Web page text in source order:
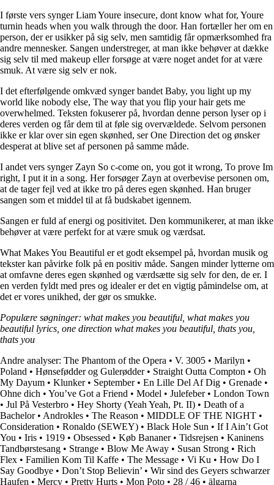
I første vers synger Liam Youre insecure, dont know what for, Youre
turnin heads when you walk through the door. Han fortæller her om en
person, der er usikker på sig selv, men samtidig får opmærksomhed fra
andre mennesker. Sangen understreger, at man ikke behøver at dække
sig selv til med makeup eller forsøge at være noget andet for at være
smuk. At være sig selv er nok.
I det efterfølgende omkvæd synger bandet Baby, you light up my
world like nobody else, The way that you flip your hair gets me
overwhelmed. Teksten fokuserer på, hvordan denne person lyser op i
deres verden og får dem til at føle sig overvældede. Selvom personen
ikke er klar over sin egen skønhed, ser One Direction det og ønsker
desperat at blive set af personen på samme måde.
I andet vers synger Zayn So c-come on, you got it wrong, To prove Im
right, I put it in a song. Her forsøger Zayn at overbevise personen om,
at de tager fejl ved at ikke tro på deres egen skønhed. Han bruger
sangen som et middel til at få budskabet igennem.
Sangen er fuld af energi og positivitet. Den kommunikerer, at man ikke
behøver at være perfekt for at være smuk og værdsat.
What Makes You Beautiful er et godt eksempel på, hvordan musik og
tekster kan påvirke folk på en positiv måde. Sangen minder lytterne om
at omfavne deres egen skønhed og værdsætte sig selv for den, de er. I
en verden fyldt med pres og idealer er det en vigtig påmindelse om, at
det er vores unikhed, der gør os smukke.
Populære søgninger: what makes you beautiful, what makes you
beautiful lyrics, one direction what makes you beautiful, thats you,
thats you
Andre analyser: The Phantom of the Opera • V. 3005 • Marilyn •
Poland • Hønsefødder og Gulerødder• Straight Outta Compton • Oh
My Dayum • Klunker• September• En Lille Del Af Dig • Grenade •
Ohne dich • You’ve Got a Friend • Model • Julefeber• London Town
• Jul På Vesterbro • Hey Shorty (Yeah Yeah, Pt. II) • Death of a
Bachelor• Androkles • The Reason • MIDDLE OF THE NIGHT •
Consideration • Ronaldo (SEWEY) • Black Hole Sun • If I Ain’t Got
You • Iris • 1919 • Obsessed • Køb Bananer• Tidsrejsen • Kaninens
Tandbørstesang • Strange • Blow Me Away • Susan Strong • Rich
Flex • Familien Kom Til Kaffe • The Message • Vi Ku • How Do I
Say Goodbye • Don’t Stop Believin’ • Wir sind des Geyers schwarzer
Haufen • Mercy • Pretty Hurts • Mon Poto • 28 / 46 • älgarna